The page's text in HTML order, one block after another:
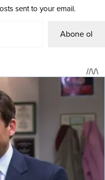
sent to your email.
Abone ol